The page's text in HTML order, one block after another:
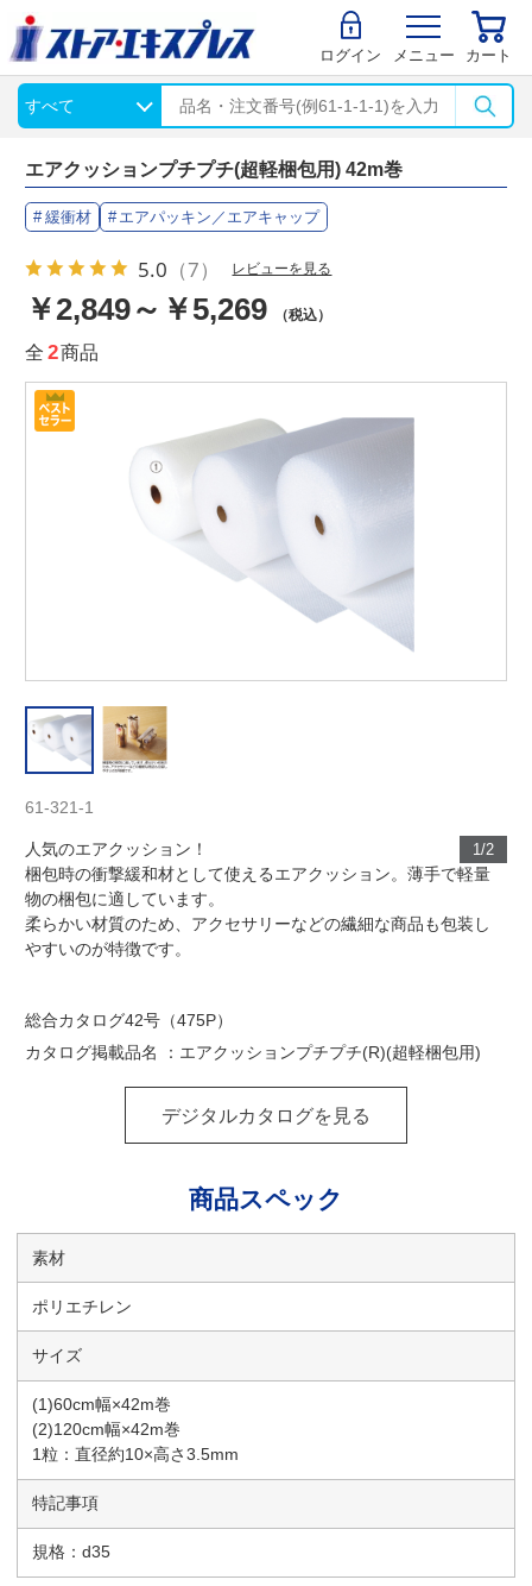
ログイン メニュー カート
エアクッションプチプチ(超軽梱包用) 42m巻
緩衝材 エアパッキン／エアキャップ
5.0 （7） レビューを見る
￥2,849～￥5,269 （税込）
全 2商品
1/2
61-321-1
人気のエアクッション！
梱包時の衝撃緩和材として使えるエアクッション。薄手で軽量
物の梱包に適しています。
柔らかい材質のため、アクセサリーなどの繊細な商品も包装し
やすいのが特徴です。
総合カタログ42号（475P）
カタログ掲載品名 ：エアクッションプチプチ(R)(超軽梱包用)
デジタルカタログを見る
商品スペック
素材
ポリエチレン
サイズ
(1)60cm幅×42m巻
(2)120cm幅×42m巻
1粒：直径約10×高さ3.5mm
特記事項
規格：d35